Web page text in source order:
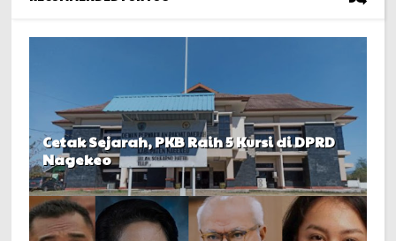
Cetak Sejarah, PKB Raih 5 Kursi di DPRD
Nagekeo